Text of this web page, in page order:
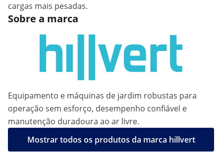
cargas mais pesadas.
Sobre a marca
Equipamento e máquinas de jardim robustas para
operação sem esforço, desempenho confiável e
manutenção duradoura ao ar livre.
Mostrar todos os produtos da marca hillvert